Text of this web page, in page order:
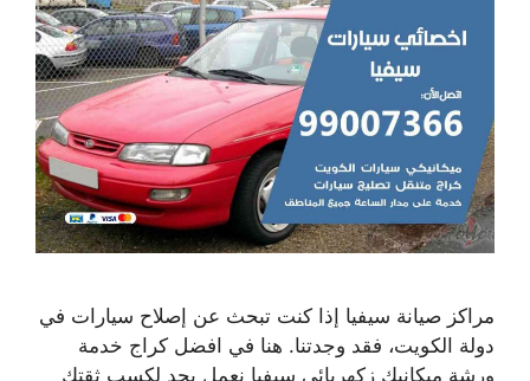
مراكز صيانة سيفيا إذا كنت تبحث عن إصلاح سيارات في
دولة الكويت، فقد وجدتنا. هنا في افضل كراج خدمة
ورشة ميكانيك زكهربائي سيفيا نعمل بجد لكسب ثقتك